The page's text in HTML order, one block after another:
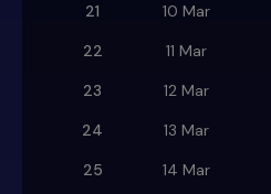
21 10 Mar
22
11 Mar
23
12 Mar
24
13 Mar
25
14 Mar